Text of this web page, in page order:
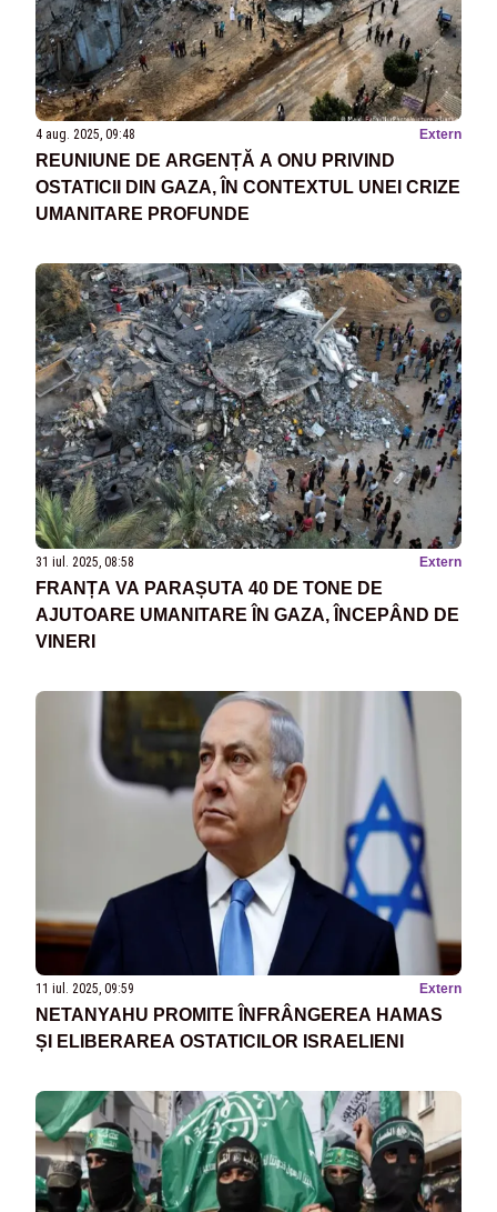
4 aug. 2025, 09:48 Extern
REUNIUNE DE ARGENȚĂ A ONU PRIVIND
OSTATICII DIN GAZA, ÎN CONTEXTUL UNEI CRIZE
UMANITARE PROFUNDE
31 iul. 2025, 08:58 Extern
FRANȚA VA PARAȘUTA 40 DE TONE DE
AJUTOARE UMANITARE ÎN GAZA, ÎNCEPÂND DE
VINERI
11 iul. 2025, 09:59 Extern
NETANYAHU PROMITE ÎNFRÂNGEREA HAMAS
ȘI ELIBERAREA OSTATICILOR ISRAELIENI